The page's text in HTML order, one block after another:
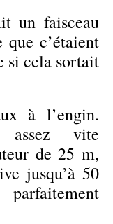
un faisceau
c’étaient
si cela sortait
à l’engin.
vite
de 25 m,
jusqu’à 50